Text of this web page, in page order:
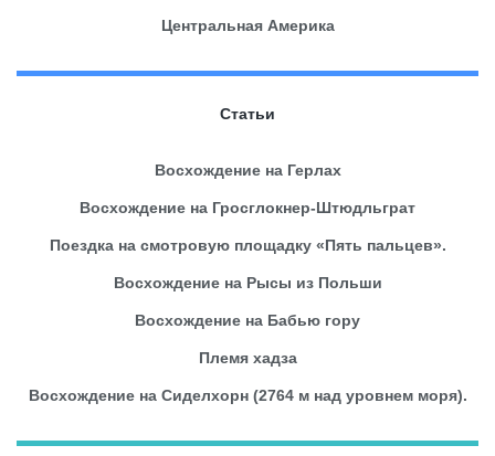
Центральная Америка
Статьи
Восхождение на Герлах
Восхождение на Гросглокнер-Штюдльграт
Поездка на смотровую площадку «Пять пальцев».
Восхождение на Рысы из Польши
Восхождение на Бабью гору
Племя хадза
Восхождение на Сиделхорн (2764 м над уровнем моря).